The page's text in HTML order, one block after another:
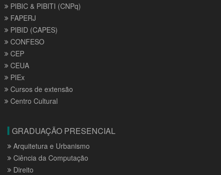
PIBIC & PIBITI (CNPq)
FAPERJ
PIBID (CAPES)
CONFESO
CEP
CEUA
PIEx
Cursos de extensão
Centro Cultural
GRADUAÇÃO PRESENCIAL
Arquitetura e Urbanismo
Ciência da Computação
Direito